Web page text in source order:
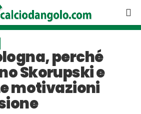
perché
Skorupski e
motivazioni